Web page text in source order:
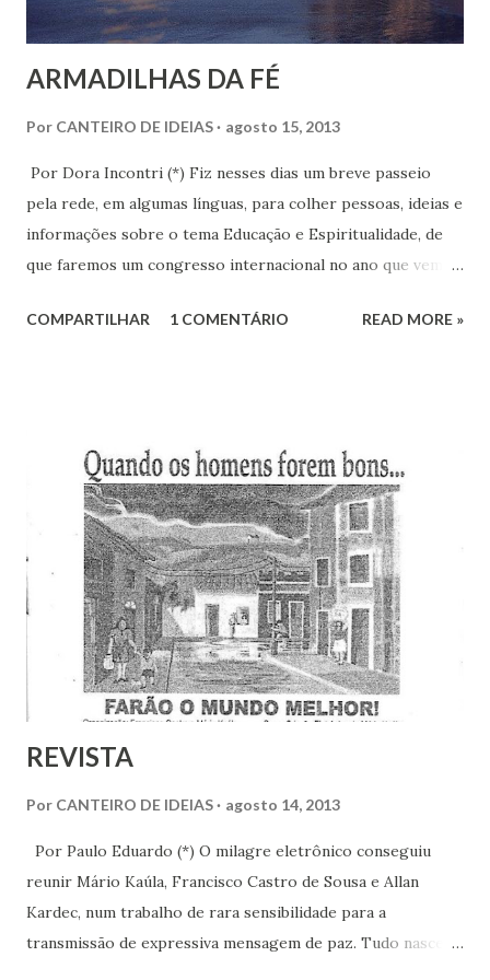
ARMADILHAS DA FÉ
Por CANTEIRO DE IDEIAS agosto 15, 2013
Por Dora Incontri (*) Fiz nesses dias um breve passeio
pela rede, em algumas línguas, para colher pessoas, ideias e
informações sobre o tema Educação e Espiritualidade, de
que faremos um congresso internacional no ano que vem. E
acontecendo nesse campo, na prática, nas universidades, no
qualquer ligação com o divino, com a dimensão espiritual do
ser. A espiritualidade pode ou não estar vinculada a uma
religião específica. Pode-se viver a espiritualidade dentro
ou fora de uma determinada corrente religiosa. A notícia
animadora é que há muita gente no mundo trabalhando
pelo diálogo, pelo encontro, pela convivência respeitosa e
pacífica entre as pessoas de diferentes credos, etnias,
origens… Há muita gente se propondo a uma
espiritualidade aberta, ...
COMPARTILHAR 1 COMENTÁRIO READ MORE »
REVISTA
Por CANTEIRO DE IDEIAS agosto 14, 2013
Por Paulo Eduardo (*) O milagre eletrônico conseguiu
reunir Mário Kaúla, Francisco Castro de Sousa e Allan
Kardec, num trabalho de rara sensibilidade para a
transmissão de expressiva mensagem de paz. Tudo nasceu